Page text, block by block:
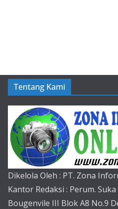
Tentang Kami
Dikelola Oleh : PT. Zona
Kantor Redaksi : Perum.
Bougenvile III Blok A8 No.9